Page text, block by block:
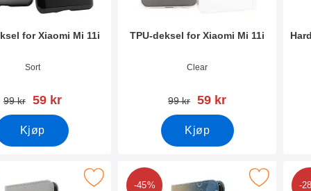
for Xiaomi Mi 11i
40581
Sort
gammel pris
99 kr ny pris
59 kr
Kjøp
TPU-deksel for Xiaomi Mi 11i
Varenummer 40582
Clear
gammel pris
99 kr ny pris
59 kr
Kjøp
designwallet Xiaomi Mi 11i som favoritt
-45%
Merk designwallet Xiaomi Mi 11i
-